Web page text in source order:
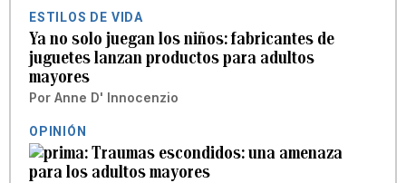
ESTILOS DE VIDA
Ya no solo juegan los niños: fabricantes de
juguetes lanzan productos para adultos
mayores
Por Anne D' Innocenzio
OPINIÓN
Traumas escondidos: una amenaza
para los adultos mayores